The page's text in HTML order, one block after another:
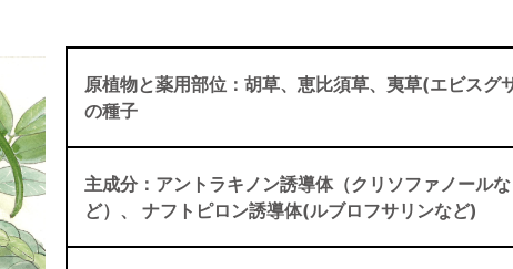
原植物と薬用部位：胡草、恵比須草、夷草(エビスグ
の種子
主成分：アントラキノン誘導体（クリソファノールな
ど）、 ナフトピロン誘導体(ルブロフサリンなど)